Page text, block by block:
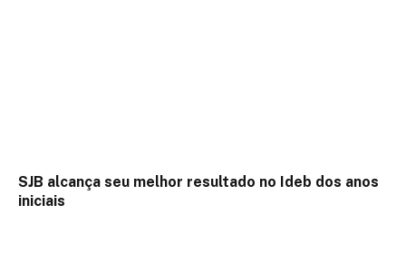
SJB alcança seu melhor resultado no Ideb dos anos
iniciais